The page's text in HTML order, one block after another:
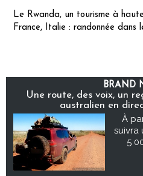
Le Rwanda, un tourisme à
France, Italie : randonnée dans
BRAND
Une route, des voix, un
australien en
À
suivra
5